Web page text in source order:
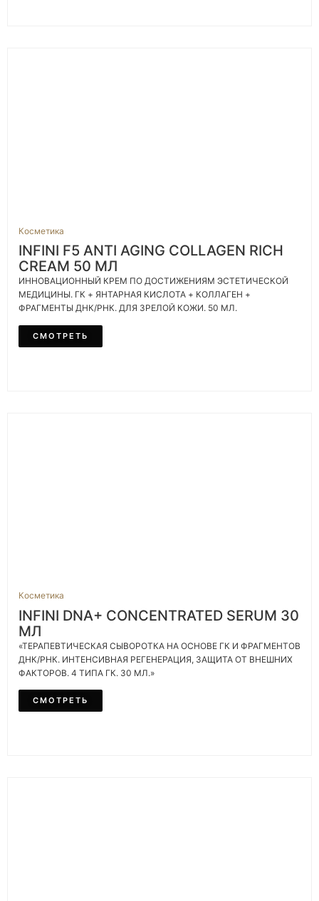
Косметика
INFINI F5 ANTI AGING COLLAGEN RICH
CREAM 50 МЛ
ИННОВАЦИОННЫЙ КРЕМ ПО ДОСТИЖЕНИЯМ ЭСТЕТИЧЕСКОЙ
МЕДИЦИНЫ. ГК + ЯНТАРНАЯ КИСЛОТА + КОЛЛАГЕН +
ФРАГМЕНТЫ ДНК/РНК. ДЛЯ ЗРЕЛОЙ КОЖИ. 50 МЛ.
СМОТРЕТЬ
Косметика
INFINI DNA+ CONCENTRATED SERUM 30
МЛ
«ТЕРАПЕВТИЧЕСКАЯ СЫВОРОТКА НА ОСНОВЕ ГК И ФРАГМЕНТОВ
ДНК/РНК. ИНТЕНСИВНАЯ РЕГЕНЕРАЦИЯ, ЗАЩИТА ОТ ВНЕШНИХ
ФАКТОРОВ. 4 ТИПА ГК. 30 МЛ.»
СМОТРЕТЬ